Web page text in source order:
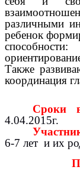
различными
ребенок
Также
координация
Сроки
4.04.2015г.
6-7 лет и их